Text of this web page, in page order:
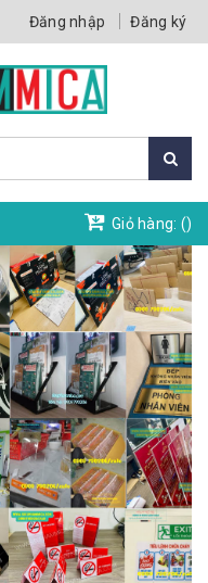
Đăng nhập Đăng ký
Giỏ hàng: ()